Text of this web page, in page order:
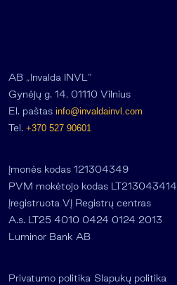
AB „Invalda INVL“
Gynėjų g. 14, 01110 Vilnius
El. paštas info@invaldainvl.com
Tel. +370 527 90601
Įmonės kodas 121304349
PVM mokėtojo kodas LT213043414
Įregistruota VĮ Registrų centras
A.s. LT25 4010 0424 0124 2013
Luminor Bank AB
Privatumo politika Slapukų politika